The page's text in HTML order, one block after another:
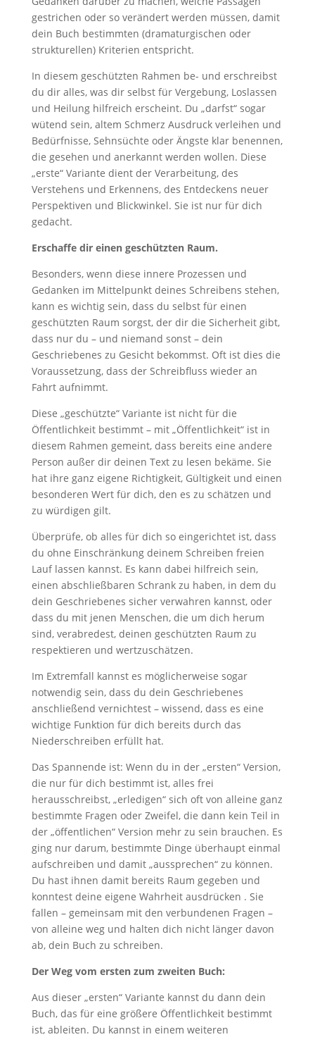
gestrichen oder so verändert werden müssen, damit
dein Buch bestimmten (dramaturgischen oder
strukturellen) Kriterien entspricht.
In diesem geschützten Rahmen be- und erschreibst
du dir alles, was dir selbst für Vergebung, Loslassen
und Heilung hilfreich erscheint. Du „darfst“ sogar
wütend sein, altem Schmerz Ausdruck verleihen und
Bedürfnisse, Sehnsüchte oder Ängste klar benennen,
die gesehen und anerkannt werden wollen. Diese
„erste“ Variante dient der Verarbeitung, des
Verstehens und Erkennens, des Entdeckens neuer
Perspektiven und Blickwinkel. Sie ist nur für dich
gedacht.
Erschaffe dir einen geschützten Raum.
Besonders, wenn diese innere Prozessen und
Gedanken im Mittelpunkt deines Schreibens stehen,
kann es wichtig sein, dass du selbst für einen
geschützten Raum sorgst, der dir die Sicherheit gibt,
dass nur du – und niemand sonst – dein
Geschriebenes zu Gesicht bekommst. Oft ist dies die
Voraussetzung, dass der Schreibfluss wieder an
Fahrt aufnimmt.
Diese „geschützte“ Variante ist nicht für die
Öffentlichkeit bestimmt – mit „Öffentlichkeit“ ist in
diesem Rahmen gemeint, dass bereits eine andere
Person außer dir deinen Text zu lesen bekäme. Sie
hat ihre ganz eigene Richtigkeit, Gültigkeit und einen
besonderen Wert für dich, den es zu schätzen und
zu würdigen gilt.
Überprüfe, ob alles für dich so eingerichtet ist, dass
du ohne Einschränkung deinem Schreiben freien
Lauf lassen kannst. Es kann dabei hilfreich sein,
einen abschließbaren Schrank zu haben, in dem du
dein Geschriebenes sicher verwahren kannst, oder
dass du mit jenen Menschen, die um dich herum
sind, verabredest, deinen geschützten Raum zu
respektieren und wertzuschätzen.
Im Extremfall kannst es möglicherweise sogar
notwendig sein, dass du dein Geschriebenes
anschließend vernichtest – wissend, dass es eine
wichtige Funktion für dich bereits durch das
Niederschreiben erfüllt hat.
Das Spannende ist: Wenn du in der „ersten“ Version,
die nur für dich bestimmt ist, alles frei
herausschreibst, „erledigen“ sich oft von alleine ganz
bestimmte Fragen oder Zweifel, die dann kein Teil in
der „öffentlichen“ Version mehr zu sein brauchen. Es
ging nur darum, bestimmte Dinge überhaupt einmal
aufschreiben und damit „aussprechen“ zu können.
Du hast ihnen damit bereits Raum gegeben und
konntest deine eigene Wahrheit ausdrücken . Sie
fallen – gemeinsam mit den verbundenen Fragen –
von alleine weg und halten dich nicht länger davon
ab, dein Buch zu schreiben.
Der Weg vom ersten zum zweiten Buch:
Aus dieser „ersten“ Variante kannst du dann dein
Buch, das für eine größere Öffentlichkeit bestimmt
ist, ableiten. Du kannst in einem weiteren